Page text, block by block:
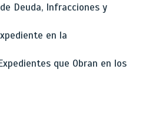
Deuda, Infracciones y
en la
que Obran en los